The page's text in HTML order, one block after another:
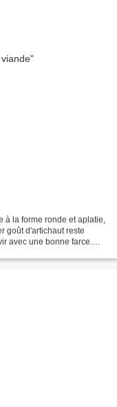
à la forme ronde et aplatie,
goût d'artichaut reste
avec une bonne farce.